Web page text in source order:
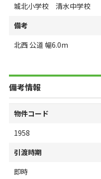
城北小学校 清水中学校
備考
北西 公道 幅6.0m
備考情報
物件コード
1958
引渡時期
即時